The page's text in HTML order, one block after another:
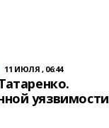
11 ИЮЛЯ , 06:44
уязвимости